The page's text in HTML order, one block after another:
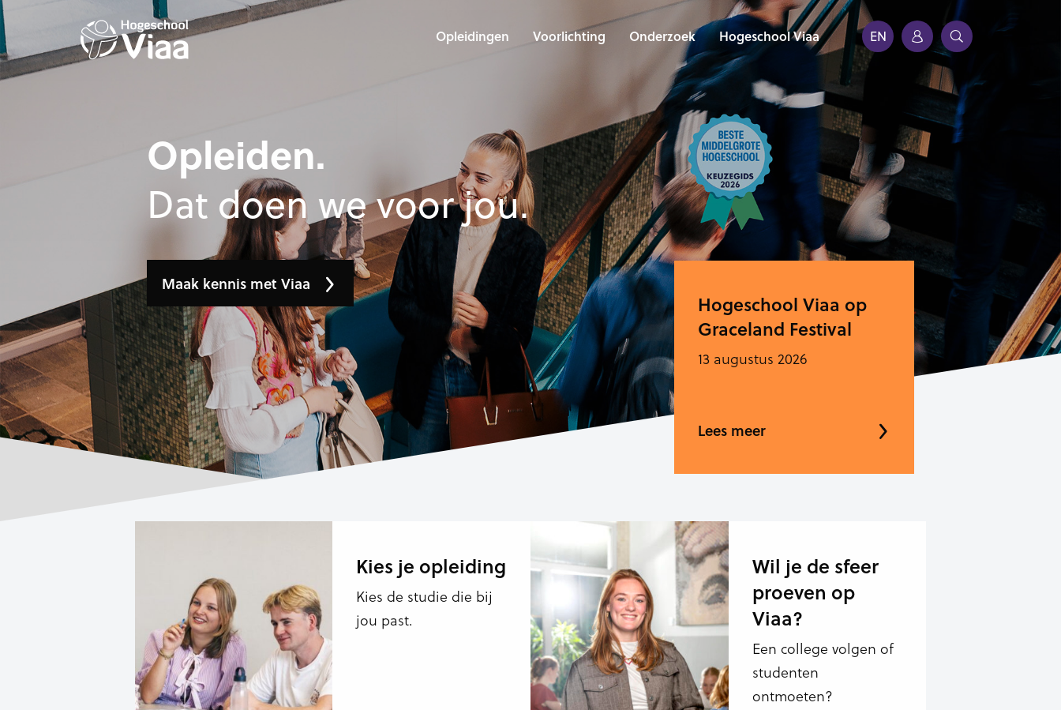
Opleidingen Voorlichting Onderzoek Hogeschool Viaa EN
Opleiden.
Dat doen we voor jou.
Maak kennis met Viaa
Hogeschool Viaa op
Graceland Festival
13 augustus 2026
Lees meer
Kies je opleiding
Kies de studie die bij
jou past.
Wil je de sfeer
proeven op
Viaa?
Een college volgen of
studenten
ontmoeten?